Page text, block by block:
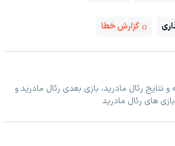
گزارش خطا
و نتایج رئال مادرید، بازی بعدی رئال مادرید و
های رئال مادرید